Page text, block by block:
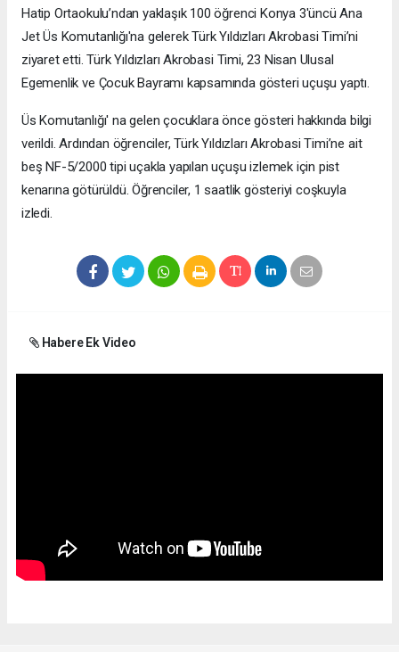
Hatip Ortaokulu’ndan yaklaşık 100 öğrenci Konya 3'üncü Ana
Jet Üs Komutanlığı'na gelerek Türk Yıldızları Akrobasi Timi’ni
ziyaret etti. Türk Yıldızları Akrobasi Timi, 23 Nisan Ulusal
Egemenlik ve Çocuk Bayramı kapsamında gösteri uçuşu yaptı.
Üs Komutanlığı' na gelen çocuklara önce gösteri hakkında bilgi
verildi. Ardından öğrenciler, Türk Yıldızları Akrobasi Timi’ne ait
beş NF-5/2000 tipi uçakla yapılan uçuşu izlemek için pist
kenarına götürüldü. Öğrenciler, 1 saatlik gösteriyi coşkuyla
izledi.
Habere Ek Video